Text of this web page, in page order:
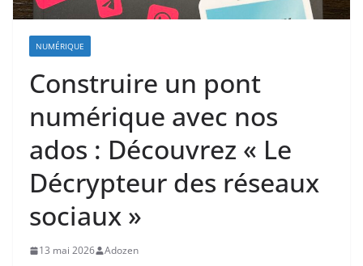
NUMÉRIQUE
Construire un pont
numérique avec nos
ados : Découvrez « Le
Décrypteur des réseaux
sociaux »
13 mai 2026 Adozen